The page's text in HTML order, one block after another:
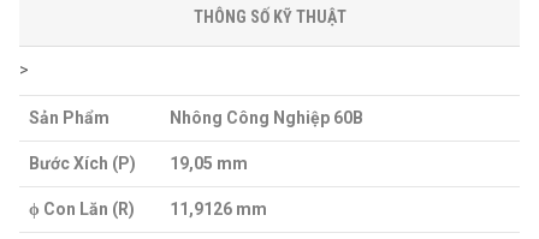
THÔNG SỐ KỸ THUẬT
>
Sản Phẩm Nhông Công Nghiệp 60B
Bước Xích (P) 19,05 mm
ϕ Con Lăn (R) 11,9126 mm